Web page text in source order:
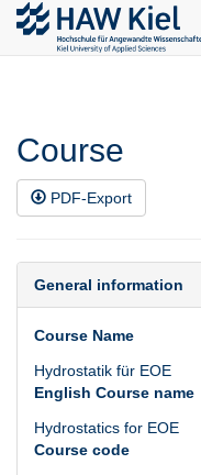
Course
PDF-Export
General information
Course Name
Hydrostatik für EOE
English Course name
Hydrostatics for EOE
Course code